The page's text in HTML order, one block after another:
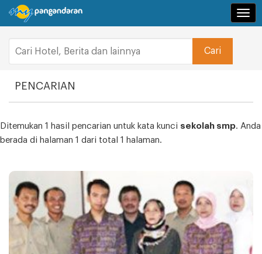
PENCARIAN
Ditemukan 1 hasil pencarian untuk kata kunci sekolah smp. Anda
berada di halaman 1 dari total 1 halaman.